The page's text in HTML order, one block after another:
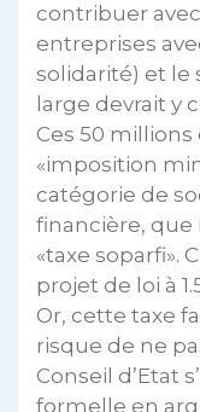
contribuer
entreprises
solidarité) et le
large devrait y
Ces 50
«imposition
catégorie de
financière, que
«taxe soparfi».
projet de loi à
Or, cette taxe
risque de ne
Conseil d’Etat
formelle en